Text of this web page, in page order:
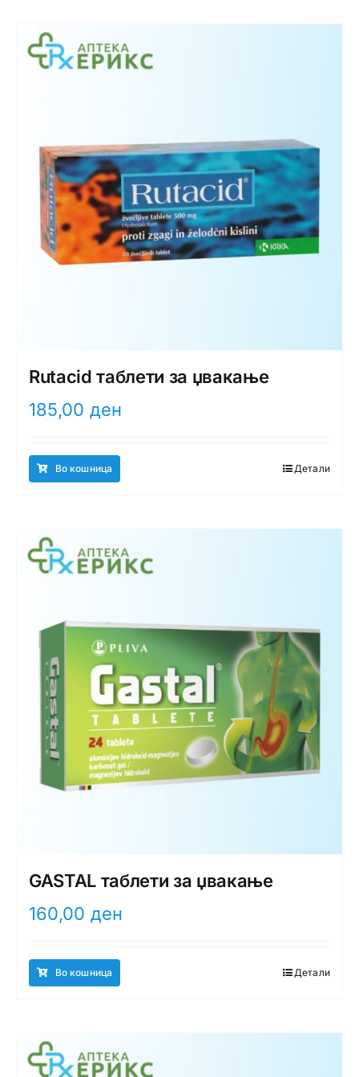
Rutacid таблети за џвакање
185,00 ден
Во кошница Детали
GASTAL таблети за џвакање
160,00 ден
Во кошница Детали